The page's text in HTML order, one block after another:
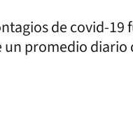
de covid-19
promedio diario